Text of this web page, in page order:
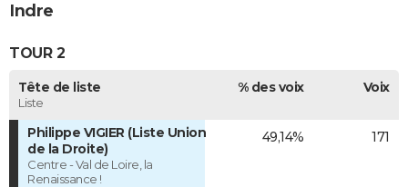
Indre
TOUR 2
Tête de liste
Liste
% des voix Voix
Philippe VIGIER (Liste Union
de la Droite)
Centre - Val de Loire, la
Renaissance !
49,14% 171